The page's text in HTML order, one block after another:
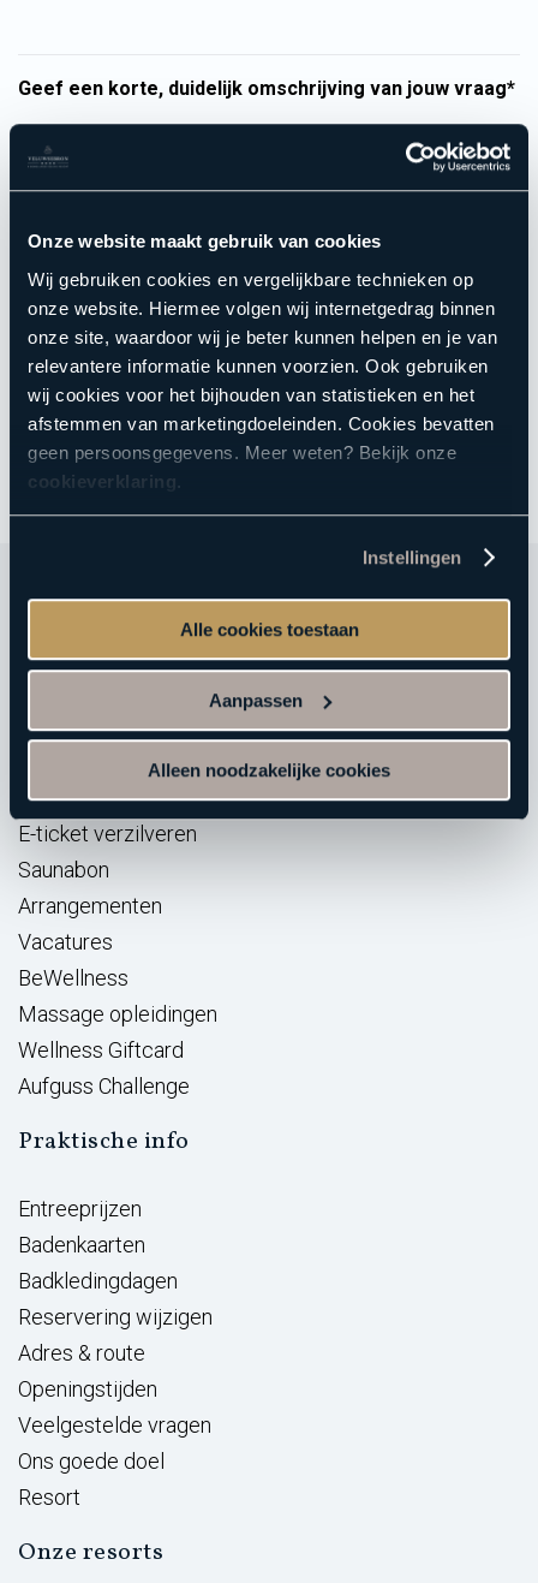
Onze website maakt gebruik van cookies
Wij gebruiken cookies en vergelijkbare technieken op
onze website. Hiermee volgen wij internetgedrag binnen
onze site, waardoor wij je beter kunnen helpen en je van
relevantere informatie kunnen voorzien. Ook gebruiken
wij cookies voor het bijhouden van statistieken en het
afstemmen van marketingdoeleinden. Cookies bevatten
geen persoonsgegevens. Meer weten? Bekijk onze
cookieverklaring.
Instellingen
Alle cookies toestaan
Aanpassen
Alleen noodzakelijke cookies
Geef een korte, duidelijk omschrijving van jouw vraag*
Direct naar
Sauna
Acties
E-ticket verzilveren
Saunabon
Arrangementen
Vacatures
BeWellness
Massage opleidingen
Wellness Giftcard
Aufguss Challenge
Praktische info
Entreeprijzen
Badenkaarten
Badkledingdagen
Reservering wijzigen
Adres & route
Openingstijden
Veelgestelde vragen
Ons goede doel
Resort
Onze resorts